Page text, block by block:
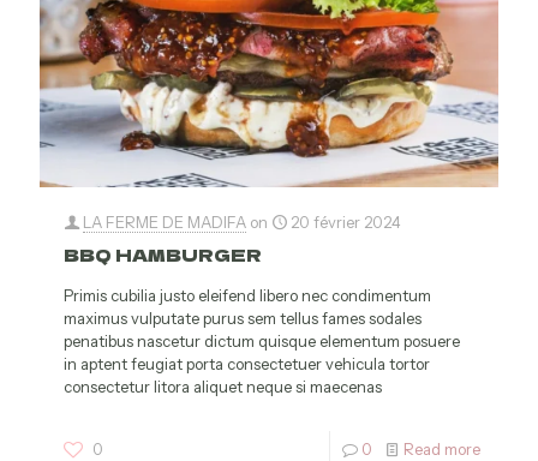
LA FERME DE MADIFA on 20 février 2024
BBQ HAMBURGER
Primis cubilia justo eleifend libero nec condimentum
maximus vulputate purus sem tellus fames sodales
penatibus nascetur dictum quisque elementum posuere
in aptent feugiat porta consectetuer vehicula tortor
consectetur litora aliquet neque si maecenas
0 0 Read more